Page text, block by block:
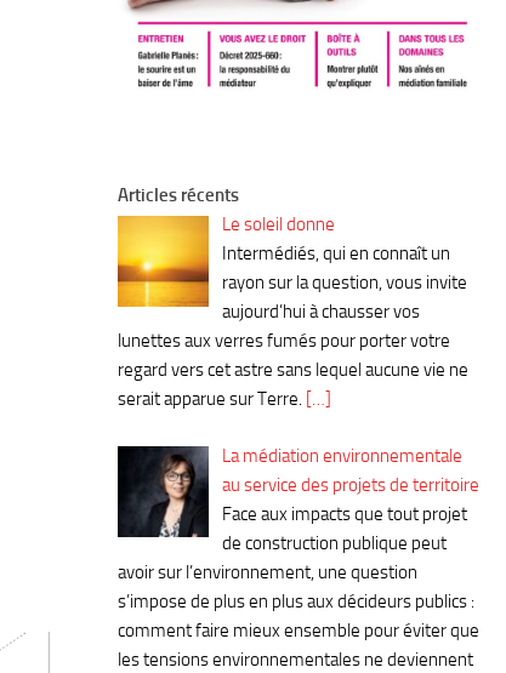
Articles récents
Le soleil donne
Intermédiés, qui en connaît un
rayon sur la question, vous invite
aujourd’hui à chausser vos
lunettes aux verres fumés pour porter votre
regard vers cet astre sans lequel aucune vie ne
serait apparue sur Terre. […]
La médiation environnementale
au service des projets de territoire
Face aux impacts que tout projet
de construction publique peut
avoir sur l’environnement, une question
s’impose de plus en plus aux décideurs publics :
comment faire mieux ensemble pour éviter que
les tensions environnementales ne deviennent